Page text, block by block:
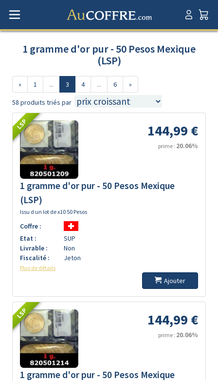
1 gramme d'or pur - 50 Pesos Mexique
(LSP)
« 1 ... 3 4 ... 6 »
58 produits triés par
LSP 144,99 €
prime : 20.06%
1 gramme d'or pur - 50 Pesos Mexique
(LSP)
Issu d un lot de x10 50 Pesos
Coffre :
Etat :
SUP
Livrable :
Non
Fiscalité :
Jeton
Plus de détails
Ajouter
LSP 144,99 €
prime : 20.06%
1 gramme d'or pur - 50 Pesos Mexique